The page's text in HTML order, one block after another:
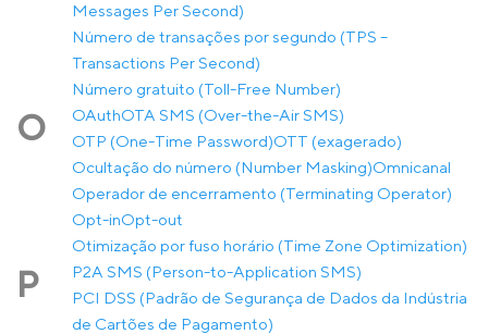
Messages Per Second)
Número de transações por segundo (TPS –
Transactions Per Second)
Número gratuito (Toll-Free Number)
O OAuthOTA SMS (Over-the-Air SMS)
OTP (One-Time Password)OTT (exagerado)
Ocultação do número (Number Masking)Omnicanal
Operador de encerramento (Terminating Operator)
Opt-inOpt-out
Otimização por fuso horário (Time Zone Optimization)
P
P2A SMS (Person-to-Application SMS)
PCI DSS (Padrão de Segurança de Dados da Indústria
de Cartões de Pagamento)